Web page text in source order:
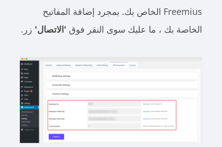
Freemius الخاص بك. بمجرد إضافة المفاتيح
الخاصة بك ، ما عليك سوى النقر فوق'الاتصال'زر.